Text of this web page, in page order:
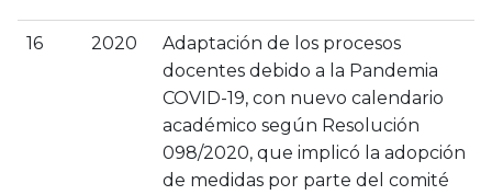
16 2020
Adaptación de los procesos
docentes debido a la Pandemia
COVID-19, con nuevo calendario
académico según Resolución
098/2020, que implicó la adopción
de medidas por parte del comité